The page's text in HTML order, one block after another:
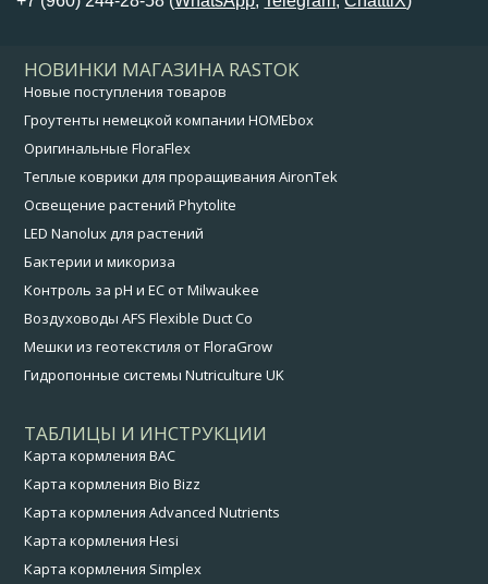
НОВИНКИ МАГАЗИНА RASTOK
Новые поступления товаров
Гроутенты немецкой компании HOMEbox
Оригинальные FloraFlex
Теплые коврики для проращивания AironTek
Освещение растений Phytolite
LED Nanolux для растений
Бактерии и микориза
Контроль за pH и EC от Milwaukee
Воздуховоды AFS Flexible Duct Co
Мешки из геотекстиля от FloraGrow
Гидропонные системы Nutriculture UK
ТАБЛИЦЫ И ИНСТРУКЦИИ
Карта кормления BAC
Карта кормления Bio Bizz
Карта кормления Advanced Nutrients
Карта кормления Hesi
Карта кормления Simplex